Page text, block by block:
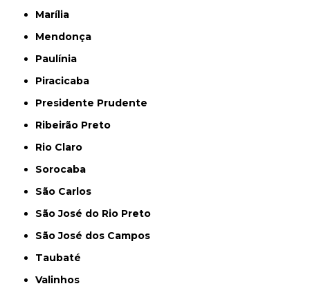
Marília
Mendonça
Paulínia
Piracicaba
Presidente Prudente
Ribeirão Preto
Rio Claro
Sorocaba
São Carlos
São José do Rio Preto
São José dos Campos
Taubaté
Valinhos